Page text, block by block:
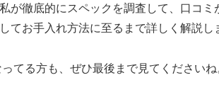
が徹底的にスペックを調査して、口コ
てお手入れ方法に至るまで詳しく解説し
てる方も、ぜひ最後まで見てくださいね